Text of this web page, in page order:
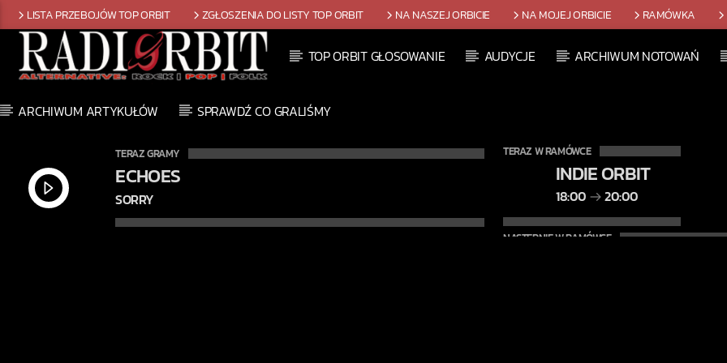
LISTA PRZEBOJÓW TOP ORBIT ZGŁOSZENIA DO LISTY TOP ORBIT NA NASZEJ ORBICIE NA MOJEJ ORBICIE RAMÓWKA
TOP ORBIT GŁOSOWANIE AUDYCJE ARCHIWUM NOTOWAŃ
ARCHIWUM ARTYKUŁÓW SPRAWDŹ CO GRALIŚMY
TERAZ GRAMY
ECHOES
SORRY
TERAZ W RAMÓWCE
INDIE ORBIT
18:00 20:00
NASTĘPNIE W RAMÓWCE